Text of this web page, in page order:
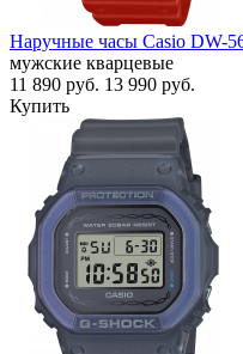
Наручные часы Casio DW-
мужские кварцевые
11 890 руб. 13 990 руб.
Купить